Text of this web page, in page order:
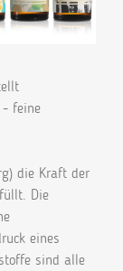
- feine
die Kraft der
Die
eines
sind alle